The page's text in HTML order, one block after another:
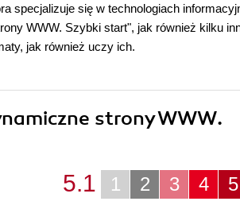
specjalizuje się w technologiach
WWW. Szybki start", jak również kilku
jak również uczy ich.
strony WWW.
5
4
3
2
1
5.1